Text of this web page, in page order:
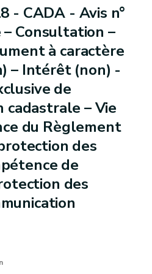
- CADA - Avis n°
– Consultation –
à caractère
– Intérêt (non) -
de
– Vie
du Règlement
des
de
des